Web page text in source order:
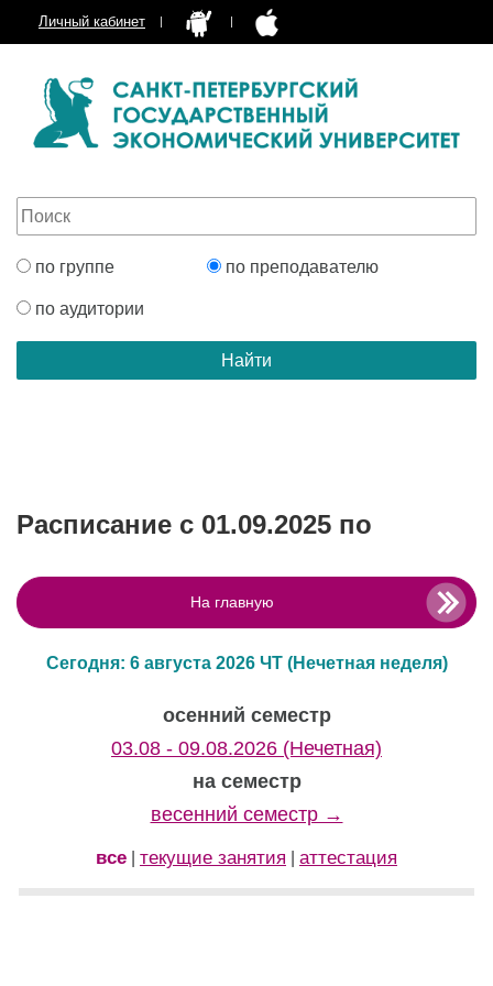
Личный кабинет
по группе по преподавателю
по аудитории
Расписание с 01.09.2025 по
На главную
Сегодня: 6 августа 2026 ЧТ (Нечетная неделя)
осенний семестр
03.08 - 09.08.2026 (Нечетная)
на семестр
весенний семестр →
все текущие занятия аттестация